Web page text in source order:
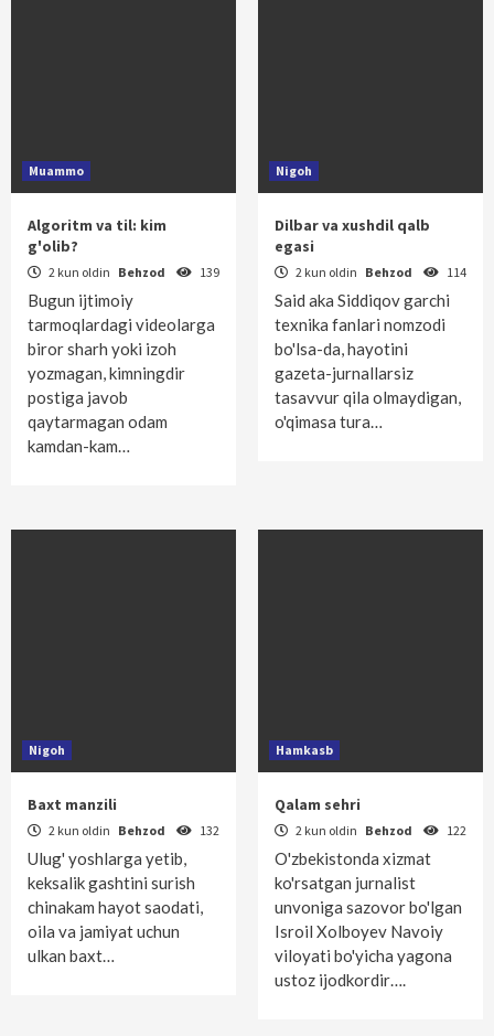
Muammo
Algoritm va til: kim
g'olib?
2 kun oldin Behzod 139
Bugun ijtimoiy
tarmoqlardagi videolarga
biror sharh yoki izoh
yozmagan, kimningdir
postiga javob
qaytarmagan odam
kamdan-kam…
Nigoh
Dilbar va xushdil qalb
egasi
2 kun oldin Behzod 114
Said aka Siddiqov garchi
texnika fanlari nomzodi
bo'lsa-da, hayotini
gazeta-jurnallarsiz
tasavvur qila olmaydigan,
o'qimasa tura…
Nigoh
Baxt manzili
2 kun oldin Behzod 132
Ulug' yoshlarga yetib,
keksalik gashtini surish
chinakam hayot saodati,
oila va jamiyat uchun
ulkan baxt…
Hamkasb
Qalam sehri
2 kun oldin Behzod 122
O'zbekistonda xizmat
ko'rsatgan jurnalist
unvoniga sazovor bo'lgan
Isroil Xolboyev Navoiy
viloyati bo'yicha yagona
ustoz ijodkordir….